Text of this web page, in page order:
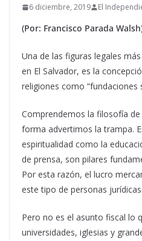
6 diciembre, 2019 El
(Por: Francisco Parada
Una de las figuras legales
en El Salvador, es la
religiones como “fundaciones
Comprendemos la filosofía
forma advertimos la trampa.
espiritualidad como la
de prensa, son pilares
Por esta razón, el lucro
este tipo de personas jurídicas.
Pero no es el asunto fiscal lo
universidades, iglesias y